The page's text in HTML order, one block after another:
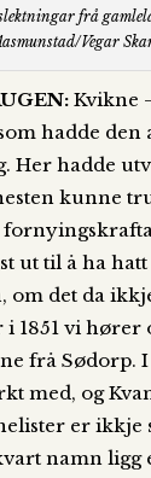
slektningar frå
Vegar
Kvikne
hadde den
Her hadde
kunne
ut til å ha
om det da
1851 vi hører
frå Sødorp. I
med, og
er ikkje
namn ligg